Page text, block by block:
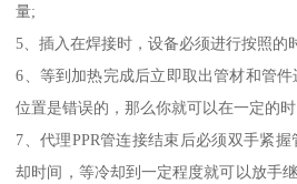
量;
5、插入在焊接时，设备必须进行按照的
6、等到加热完成后立即取出管材和管
位置是错误的，那么你就可以在一定的
7、代理PPR管连接结束后必须双手紧
却时间，等冷却到一定程度就可以放手